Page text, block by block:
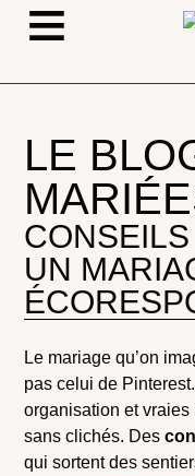
≡
LE
UN
Le mariage qu’on
pas celui de
organisation et
sans clichés. Des
qui sortent des